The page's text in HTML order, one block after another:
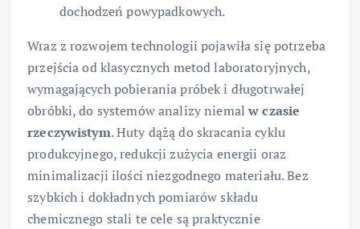
dochodzeń powypadkowych.
Wraz z rozwojem technologii pojawiła się potrzeba
przejścia od klasycznych metod laboratoryjnych,
wymagających pobierania próbek i długotrwałej
obróbki, do systemów analizy niemalw czasie
rzeczywistym. Huty dążą do skracania cyklu
produkcyjnego, redukcji zużycia energii oraz
minimalizacji ilości niezgodnego materiału. Bez
szybkich i dokładnych pomiarów składu
chemicznego stali te cele są praktycznie